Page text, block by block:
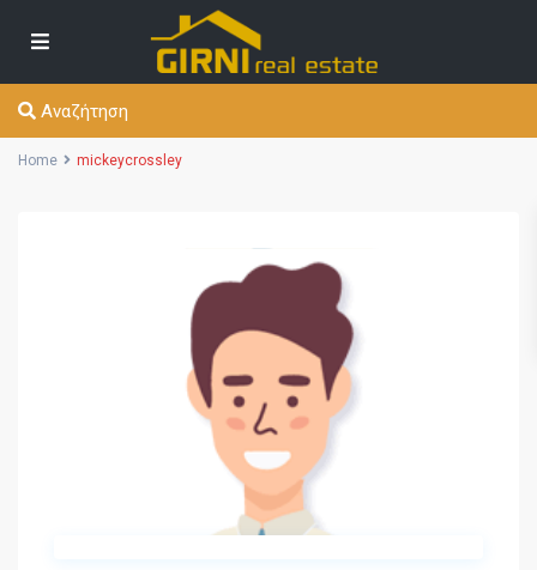
Αναζήτηση
Home mickeycrossley